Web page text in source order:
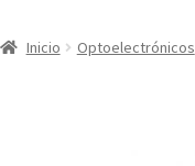
Inicio Optoelectrónicos